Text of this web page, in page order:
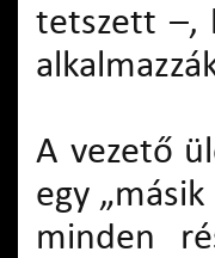
tetszett –,
A vezető
egy
minden